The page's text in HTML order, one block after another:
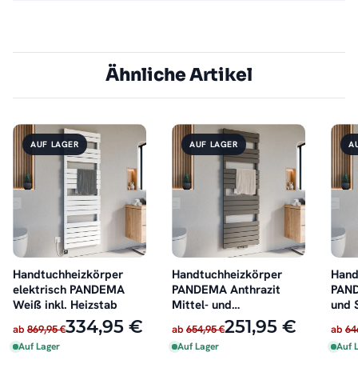
Ähnliche Artikel
AUF LAGER
Handtuchheizkörper
elektrisch PANDEMA
Weiß inkl. Heizstab
ab 869,95 €334,95 €
Auf Lager
AUF LAGER
Handtuchheizkörper
PANDEMA Anthrazit
Mittel- und
Seitenanschluss
ab 654,95 €251,95 €
Auf Lager
und
ab
Auf